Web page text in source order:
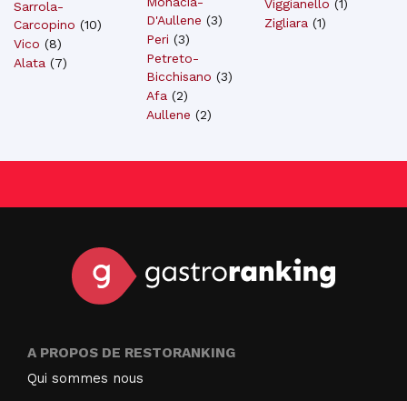
Sarrola-
Carcopino (10)
Vico (8)
Alata (7)
D'Aullene (3)
Peri (3)
Petreto-
Bicchisano (3)
Afa (2)
Aullene (2)
Viggianello (1)
Zigliara (1)
A PROPOS DE RESTORANKING
Qui sommes nous